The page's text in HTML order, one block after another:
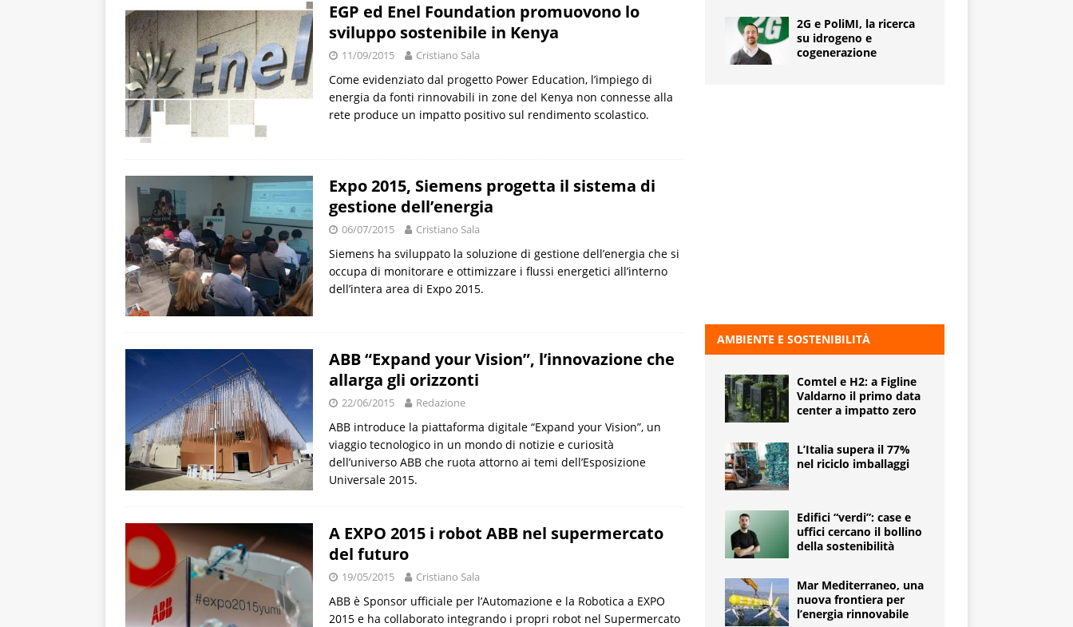
EGP ed Enel Foundation promuovono lo
sviluppo sostenibile in Kenya
11/09/2015 Cristiano Sala
Come evidenziato dal progetto Power Education, l’impiego di
energia da fonti rinnovabili in zone del Kenya non connesse alla
rete produce un impatto positivo sul rendimento scolastico.
Expo 2015, Siemens progetta il sistema di
gestione dell’energia
06/07/2015 Cristiano Sala
Siemens ha sviluppato la soluzione di gestione dell’energia che si
occupa di monitorare e ottimizzare i flussi energetici all’interno
dell’intera area di Expo 2015.
ABB “Expand your Vision”, l’innovazione che
allarga gli orizzonti
22/06/2015 Redazione
ABB introduce la piattaforma digitale “Expand your Vision”, un
viaggio tecnologico in un mondo di notizie e curiosità
dell’universo ABB che ruota attorno ai temi dell’Esposizione
Universale 2015.
A EXPO 2015 i robot ABB nel supermercato
del futuro
19/05/2015 Cristiano Sala
ABB è Sponsor ufficiale per l’Automazione e la Robotica a EXPO
2015 e ha collaborato integrando i propri robot nel Supermercato
2G e PoliMI, la ricerca
su idrogeno e
cogenerazione
AMBIENTE E SOSTENIBILITÀ
Comtel e H2: a Figline
Valdarno il primo data
center a impatto zero
L’Italia supera il 77%
nel riciclo imballaggi
Edifici “verdi”: case e
uffici cercano il bollino
della sostenibilità
Mar Mediterraneo, una
nuova frontiera per
l’energia rinnovabile